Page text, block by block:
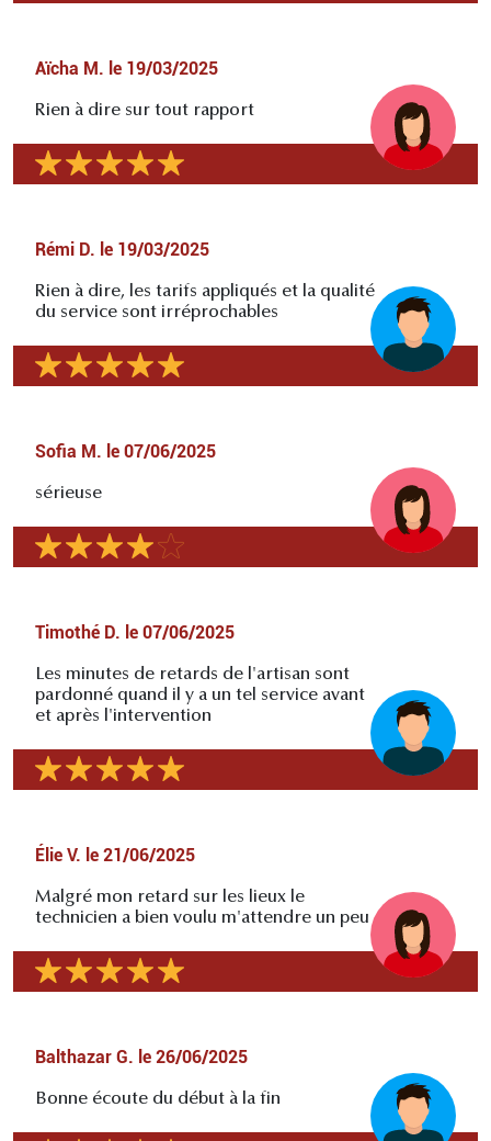
Aïcha M. le 19/03/2025
Rien à dire sur tout rapport
Rémi D. le 19/03/2025
Rien à dire, les tarifs appliqués et la qualité
du service sont irréprochables
Sofia M. le 07/06/2025
sérieuse
Timothé D. le 07/06/2025
Les minutes de retards de l'artisan sont
pardonné quand il y a un tel service avant
et après l'intervention
Élie V. le 21/06/2025
Malgré mon retard sur les lieux le
technicien a bien voulu m'attendre un peu
Balthazar G. le 26/06/2025
Bonne écoute du début à la fin